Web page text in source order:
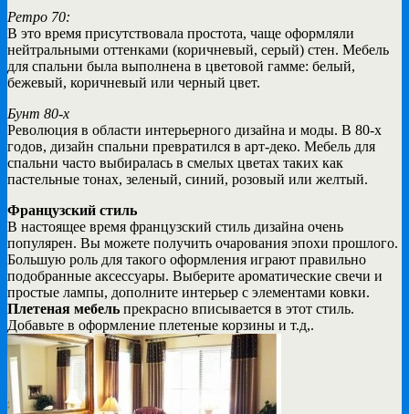
Ретро 70:
В это время присутствовала простота, чаще оформляли
нейтральными оттенками (коричневый, серый) стен. Мебель
для спальни была выполнена в цветовой гамме: белый,
бежевый, коричневый или черный цвет.
Бунт 80-х
Революция в области интерьерного дизайна и моды. В 80-х
годов, дизайн спальни превратился в арт-деко. Мебель для
спальни часто выбиралась в смелых цветах таких как
пастельные тонах, зеленый, синий, розовый или желтый.
Французский стиль
В настоящее время французский стиль дизайна очень
популярен. Вы можете получить очарования эпохи прошлого.
Большую роль для такого оформления играют правильно
подобранные аксессуары. Выберите ароматические свечи и
простые лампы, дополните интерьер с элементами ковки.
Плетеная мебель прекрасно вписывается в этот стиль.
Добавьте в оформление плетеные корзины и т.д,.